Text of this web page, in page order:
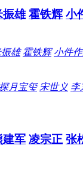
振雄 霍铁辉 小
振雄 霍铁辉 小件
月宝玺 宋世义 李
建军 凌宗正 张